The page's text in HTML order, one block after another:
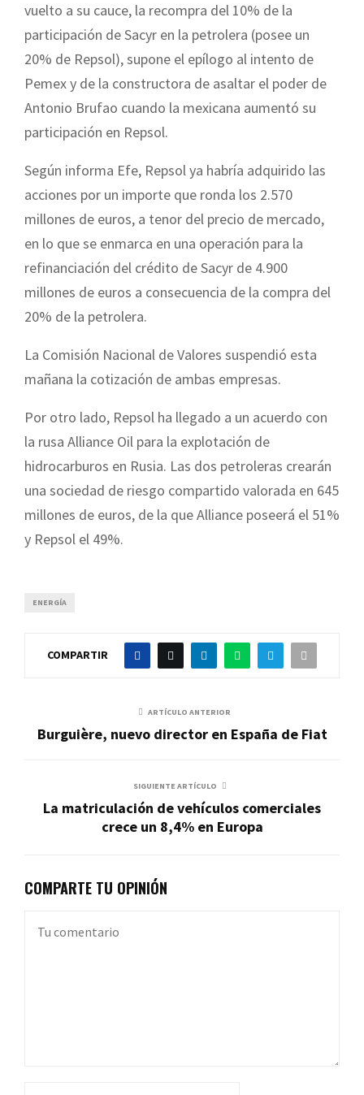
vuelto a su cauce, la recompra del 10% de la
participación de Sacyr en la petrolera (posee un
20% de Repsol), supone el epílogo al intento de
Pemex y de la constructora de asaltar el poder de
Antonio Brufao cuando la mexicana aumentó su
participación en Repsol.
Según informa Efe, Repsol ya habría adquirido las
acciones por un importe que ronda los 2.570
millones de euros, a tenor del precio de mercado,
en lo que se enmarca en una operación para la
refinanciación del crédito de Sacyr de 4.900
millones de euros a consecuencia de la compra del
20% de la petrolera.
La Comisión Nacional de Valores suspendió esta
mañana la cotización de ambas empresas.
Por otro lado, Repsol ha llegado a un acuerdo con
la rusa Alliance Oil para la explotación de
hidrocarburos en Rusia. Las dos petroleras crearán
una sociedad de riesgo compartido valorada en 645
millones de euros, de la que Alliance poseerá el 51%
y Repsol el 49%.
ENERGÍA
COMPARTIR
ARTÍCULO ANTERIOR
Burguière, nuevo director en España de Fiat
SIGUIENTE ARTÍCULO
La matriculación de vehículos comerciales
crece un 8,4% en Europa
COMPARTE TU OPINIÓN